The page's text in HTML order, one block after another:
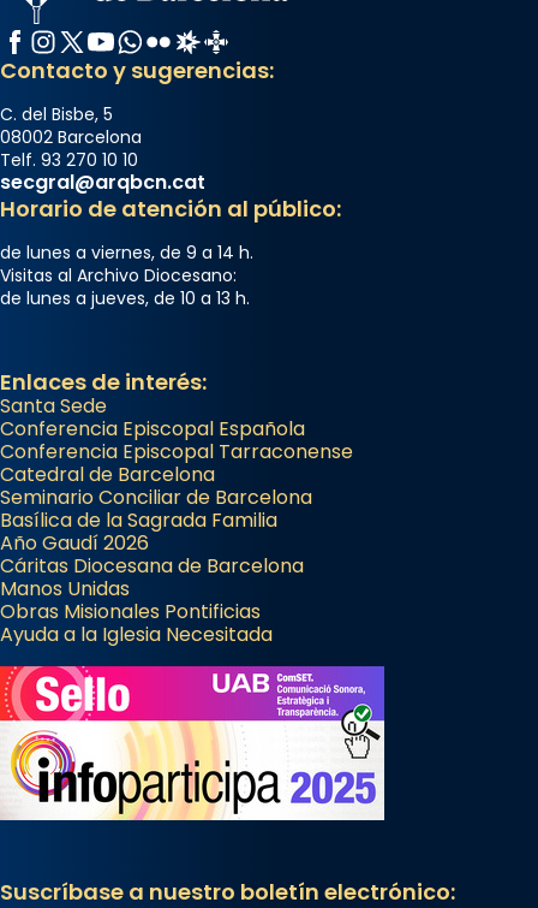
Facebook
Instagram
X / Twitter
YouTube
WhatsApp
FlickrRadio Estel
Catalunya Cristiana
Contacto y sugerencias:
C. del Bisbe, 5
08002 Barcelona
Telf. 93 270 10 10
secgral@arqbcn.cat
Horario de atención al público:
de lunes a viernes, de 9 a 14 h.
Visitas al Archivo Diocesano:
de lunes a jueves, de 10 a 13 h.
Enlaces de interés:
Santa Sede
Conferencia Episcopal Española
Conferencia Episcopal Tarraconense
Catedral de Barcelona
Seminario Conciliar de Barcelona
Basílica de la Sagrada Familia
Año Gaudí 2026
Cáritas Diocesana de Barcelona
Manos Unidas
Obras Misionales Pontificias
Ayuda a la Iglesia Necesitada
Suscríbase a nuestro boletín electrónico: